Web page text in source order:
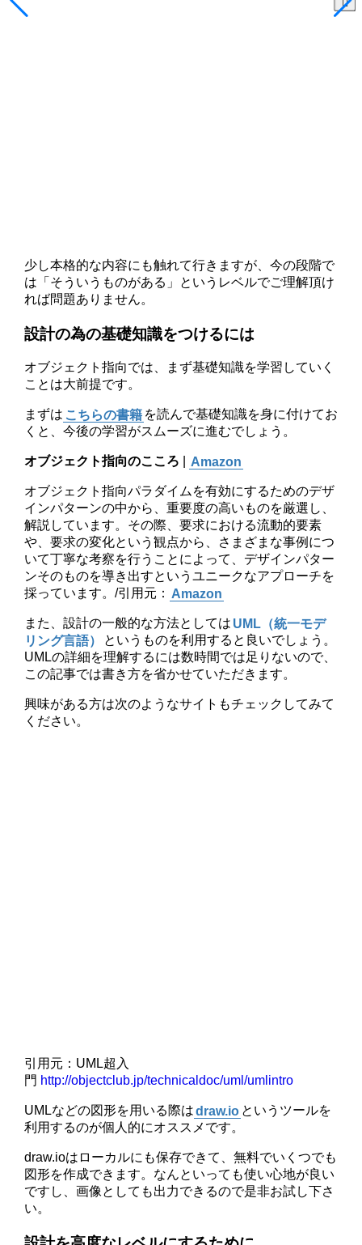
少し本格的な内容にも触れて行きますが、今の段階で
は「そういうものがある」というレベルでご理解頂け
れば問題ありません。
設計の為の基礎知識をつけるには
オブジェクト指向では、まず基礎知識を学習していく
ことは大前提です。
まずは こちらの書籍 を読んで基礎知識を身に付けてお
くと、今後の学習がスムーズに進むでしょう。
オブジェクト指向のこころ Amazon
オブジェクト指向パラダイムを有効にするためのデザ
インパターンの中から、重要度の高いものを厳選し、
解説しています。その際、要求における流動的要素
や、要求の変化という観点から、さまざまな事例につ
いて丁寧な考察を行うことによって、デザインパター
ンそのものを導き出すというユニークなアプローチを
採っています。/引用元： Amazon
また、設計の一般的な方法としては UML（統一モデ
リング言語）
というものを利用すると良いでしょう。
UMLの詳細を理解するには数時間では足りないので、
この記事では書き方を省かせていただきます。
興味がある方は次のようなサイトもチェックしてみて
ください。
引用元：UML超入
門 http://objectclub.jp/technicaldoc/uml/umlintro
UMLなどの図形を用いる際はdraw.io というツールを
利用するのが個人的にオススメです。
draw.ioはローカルにも保存できて、無料でいくつでも
図形を作成できます。なんといっても使い心地が良い
ですし、画像としても出力できるので是非お試し下さ
い。